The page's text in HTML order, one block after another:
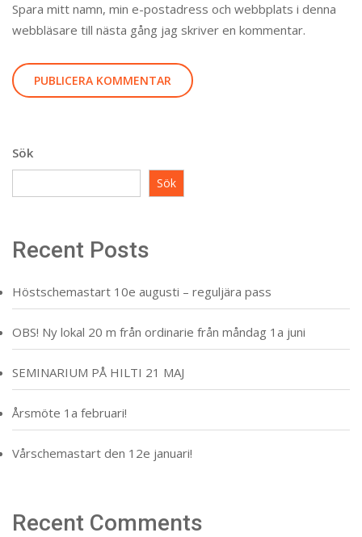
Spara mitt namn, min e-postadress och webbplats i denna
webbläsare till nästa gång jag skriver en kommentar.
Sök
Sök
Recent Posts
Höstschemastart 10e augusti – reguljära pass
OBS! Ny lokal 20 m från ordinarie från måndag 1a juni
SEMINARIUM PÅ HILTI 21 MAJ
Årsmöte 1a februari!
Vårschemastart den 12e januari!
Recent Comments